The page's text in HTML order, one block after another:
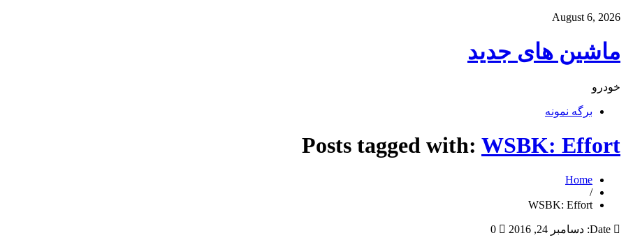
August 6, 2026
ماشین های جدید
خودرو
برگه نمونه
Posts tagged with: WSBK: Effort
Home
/
WSBK: Effort
Date: دسامبر 24, 2016 0